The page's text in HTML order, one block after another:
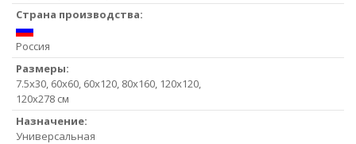
Страна производства:
Россия
Размеры:
7.5x30, 60x60, 60x120, 80x160, 120x120,
120x278 см
Назначение:
Универсальная